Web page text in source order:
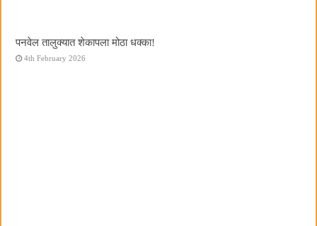
पनवेल तालुक्यात शेकापला मोठा धक्का!
4th February 2026